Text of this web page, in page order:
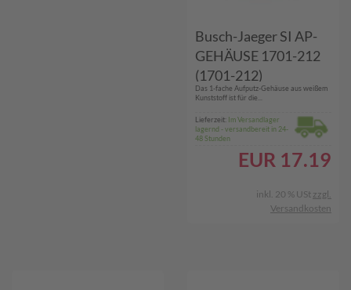
Busch-Jaeger SI AP-
GEHÄUSE 1701-212
(1701-212)
Das 1-fache Aufputz-Gehäuse aus weißem
Kunststoff ist für die...
Lieferzeit: Im Versandlager
lagernd - versandbereit in 24-
48 Stunden
EUR 17.19
inkl. 20 % USt zzgl.
Versandkosten